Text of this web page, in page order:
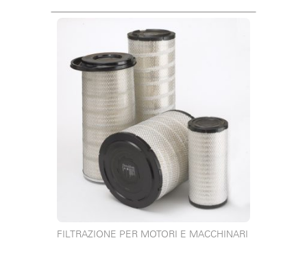
FILTRAZIONE PER MOTORI E MACCHINARI